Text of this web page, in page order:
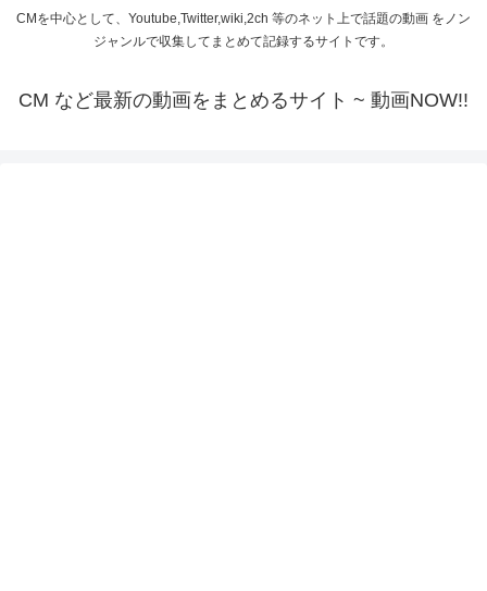
CMを中心として、Youtube,Twitter,wiki,2ch 等のネット上で話題の動画 をノン
ジャンルで収集してまとめて記録するサイトです。
CM など最新の動画をまとめるサイト ~ 動画NOW!!